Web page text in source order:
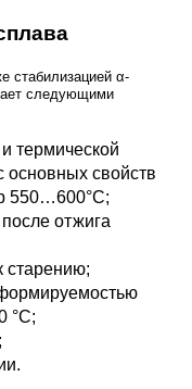
стабилизацией α-
следующими
термической
основных свойств
550…600°С;
отжига
старению;
°C;